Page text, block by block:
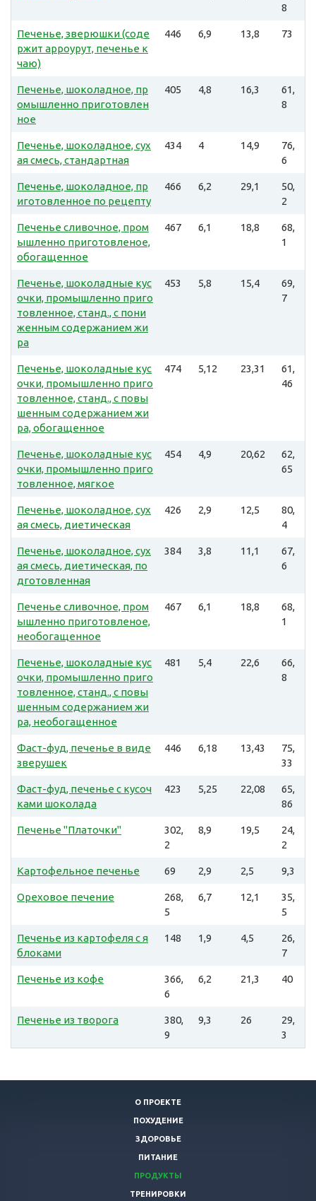
8
Печенье, зверюшки (соде
ржит арроурут, печенье к
чаю)
446 6,9 13,8 73
Печенье, шоколадное, пр
омышленно приготовлен
ное
405 4,8 16,3
61,
8
Печенье, шоколадное, сух
ая смесь, стандартная
434 4 14,9
76,
6
Печенье, шоколадное, пр
иготовленное по рецепту
466 6,2 29,1
50,
2
Печенье сливочное, пром
ышленно приготовленое,
обогащенное
467 6,1 18,8
68,
1
Печенье, шоколадные кус
очки, промышленно приго
товленное, станд., с пони
женным содержанием жи
ра
453 5,8 15,4
69,
7
Печенье, шоколадные кус
очки, промышленно приго
товленное, станд., с повы
шенным содержанием жи
ра, обогащенное
474 5,12 23,31
61,
46
Печенье, шоколадные кус
очки, промышленно приго
товленное, мягкое
454 4,9 20,62
62,
65
Печенье, шоколадное, сух
ая смесь, диетическая
426 2,9 12,5
80,
4
Печенье, шоколадное, сух
ая смесь, диетическая, по
дготовленная
384 3,8 11,1
67,
6
Печенье сливочное, пром
ышленно приготовленое,
необогащенное
467 6,1 18,8
68,
1
Печенье, шоколадные кус
очки, промышленно приго
товленное, станд., с повы
шенным содержанием жи
ра, необогащенное
481 5,4 22,6
66,
8
Фаст-фуд, печенье в виде
зверушек
446 6,18 13,43
75,
33
Фаст-фуд, печенье с кусоч
ками шоколада
423 5,25 22,08
65,
86
Печенье "Платочки"
302,
2
8,9 19,5
24,
2
Картофельное печенье 69 2,9 2,5 9,3
Ореховое печение
268,
5
6,7 12,1
35,
5
Печенье из картофеля с я
блоками
148 1,9 4,5
26,
7
Печенье из кофе
366,
6
6,2 21,3 40
Печенье из творога
380,
9
9,3 26
29,
3
О ПРОЕКТЕ
ПОХУДЕНИЕ
ЗДОРОВЬЕ
ПИТАНИЕ
ПРОДУКТЫ
ТРЕНИРОВКИ